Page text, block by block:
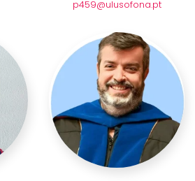
p459@ulusofona.pt